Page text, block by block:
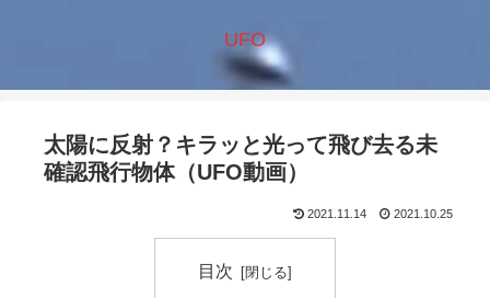
UFO
太陽に反射？キラッと光って飛び去る未
確認飛行物体（UFO動画）
2021.11.14 2021.10.25
目次